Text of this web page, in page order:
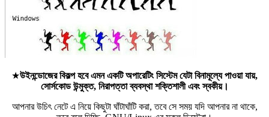
★উইনন্ডোজের বিকল্প হবে এমন একটি অপারেটিং সিস্টেম যেটা বিনামূল্যে পাওয়া যায়,
সোর্সকোড উন্মুক্ত, নিরাপত্তা ব্যবস্থা শক্তিশালী এবং স্বকীয়।
আপনার উচিৎ নেটে এ নিয়ে কিছুটা ঘাঁটাঘাঁটি করা, তবে সে সময় যদি আপনার না থাকে,